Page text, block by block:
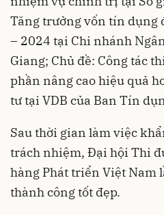
Tăng trưởng vốn tín dụng
– 2024 tại Chi nhánh
Giang; Chủ đề: Công tác
phần nâng cao hiệu quả
tư tại VDB của Ban Tín
Sau thời gian làm việc
trách nhiệm, Đại hội Thi
hàng Phát triển Việt Nam
thành công tốt đẹp.